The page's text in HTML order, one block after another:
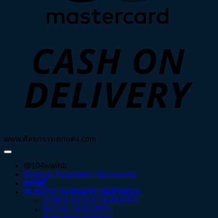
www.ศัลยกรรมตกแต่ง.com
@104wwihb
Strategic Acquisition Opportunity
HOME
PLASTIC SURGERY SERVICES
HAIR & SCALP SURGERY
FACIAL SURGERY